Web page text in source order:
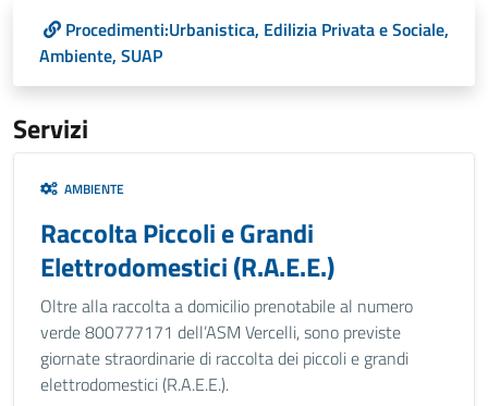
Procedimenti:Urbanistica, Edilizia Privata e Sociale,
Ambiente, SUAP
Servizi
AMBIENTE
Raccolta Piccoli e Grandi
Elettrodomestici (R.A.E.E.)
Oltre alla raccolta a domicilio prenotabile al numero
verde 800777171 dell’ASM Vercelli, sono previste
giornate straordinarie di raccolta dei piccoli e grandi
elettrodomestici (R.A.E.E.).